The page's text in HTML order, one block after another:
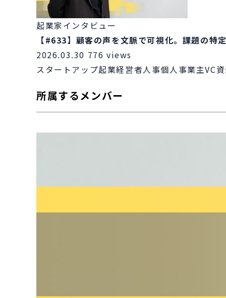
起業家インタビュー
【#633】顧客の声を文脈で可視化。課題の特
2026.03.30 776 views
スタートアップ起業経営者人事個人事業主VC
所属するメンバー